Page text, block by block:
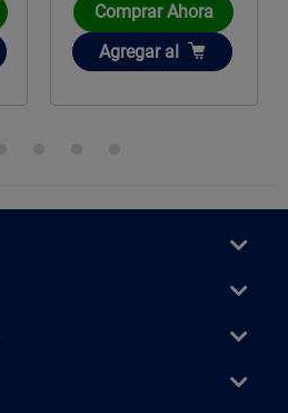
Comprar Ahora
Añadir
Agregar al